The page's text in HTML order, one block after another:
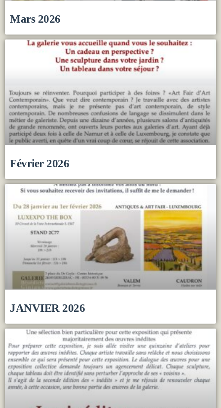
Mars 2026
Février 2026
JANVIER 2026